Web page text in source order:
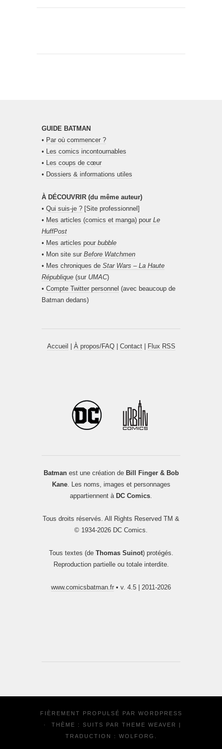
GUIDE BATMAN
• Par où commencer ?
• Les comics incontournables
• Les coups de cœur
• Dossiers & informations utiles
À DÉCOUVRIR (du même auteur)
• Qui suis-je ? [Site professionnel]
• Mes articles (comics et manga) pour Le
HuffPost
• Mes articles pour bubble
• Mon site sur Before Watchmen
• Mes chroniques de Star Wars – La Haute
République (sur UMAC)
• Compte Twitter personnel (avec beaucoup de
Batman dedans)
Accueil | À propos/FAQ| Contact| Flux RSS
Batmanest une création de Bill Finger & Bob
Kane. Les noms, images et personnages
appartiennent à DC Comics
Tous droits réservés. All Rights Reserved TM &
© 1934-2026 DC Comics.
Tous textes (de Thomas Suinot) protégés.
Reproduction partielle ou totale interdite.
www.comicsbatman.fr • v. 4.5 | 2011-2026
FIÈREMENT PROPULSÉ PAR WORDPRESS
·
THÈME : SUITS PAR THEME WEAVER
|
TRADUCTION : WOLFORG